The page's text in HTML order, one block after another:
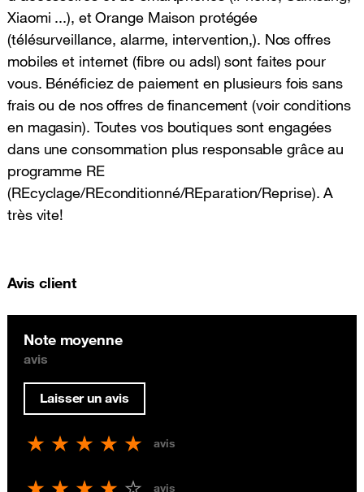
Xiaomi ...), et Orange Maison protégée
(télésurveillance, alarme, intervention,). Nos offres
mobiles et internet (fibre ou adsl) sont faites pour
vous. Bénéficiez de paiement en plusieurs fois sans
frais ou de nos offres de financement (voir conditions
en magasin). Toutes vos boutiques sont engagées
dans une consommation plus responsable grâce au
programme RE
(REcyclage/REconditionné/REparation/Reprise). A
très vite!
Avis client
Note moyenne
avis
Laisser un avis
avis
avis